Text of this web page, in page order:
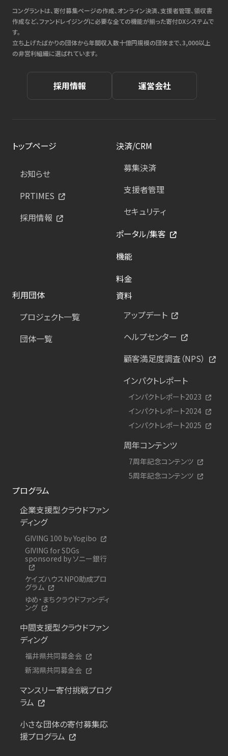
コングラントは、寄付募集ページの作成、オンライン決済、支援者管理、領収書
作成など、ファンドレイジングに必要な全ての機能が揃った寄付DXシステムで
す。
立ち上げたばかりの団体から年間収入数十億円規模の団体まで、3,000以上
の非営利組織に選ばれています。
採用情報 運営会社
トップページ
お知らせ
PRTIMES
採用情報
決済/CRM
募集決済
支援者管理
セキュリティ
ポータル/集客
機能
料金
利用団体
プロジェクト一覧
団体一覧
資料
アップデート
ヘルプセンター
顧客満足度調査（NPS）
インパクトレポート
インパクトレポート2023
インパクトレポート2024
インパクトレポート2025
周年コンテンツ
7周年記念コンテンツ
5周年記念コンテンツ
プログラム
企業支援型クラウドファン
ディング
GIVING 100 by Yogibo
GIVING for SDGs
sponsored by ソニー銀行
ケイズハウスNPO助成プロ
グラム
ゆめ・まちクラウドファンディ
ング
中間支援型クラウドファン
ディング
福井県共同募金会
新潟県共同募金会
マンスリー寄付挑戦プログ
ラム
小さな団体の寄付募集応
援プログラム